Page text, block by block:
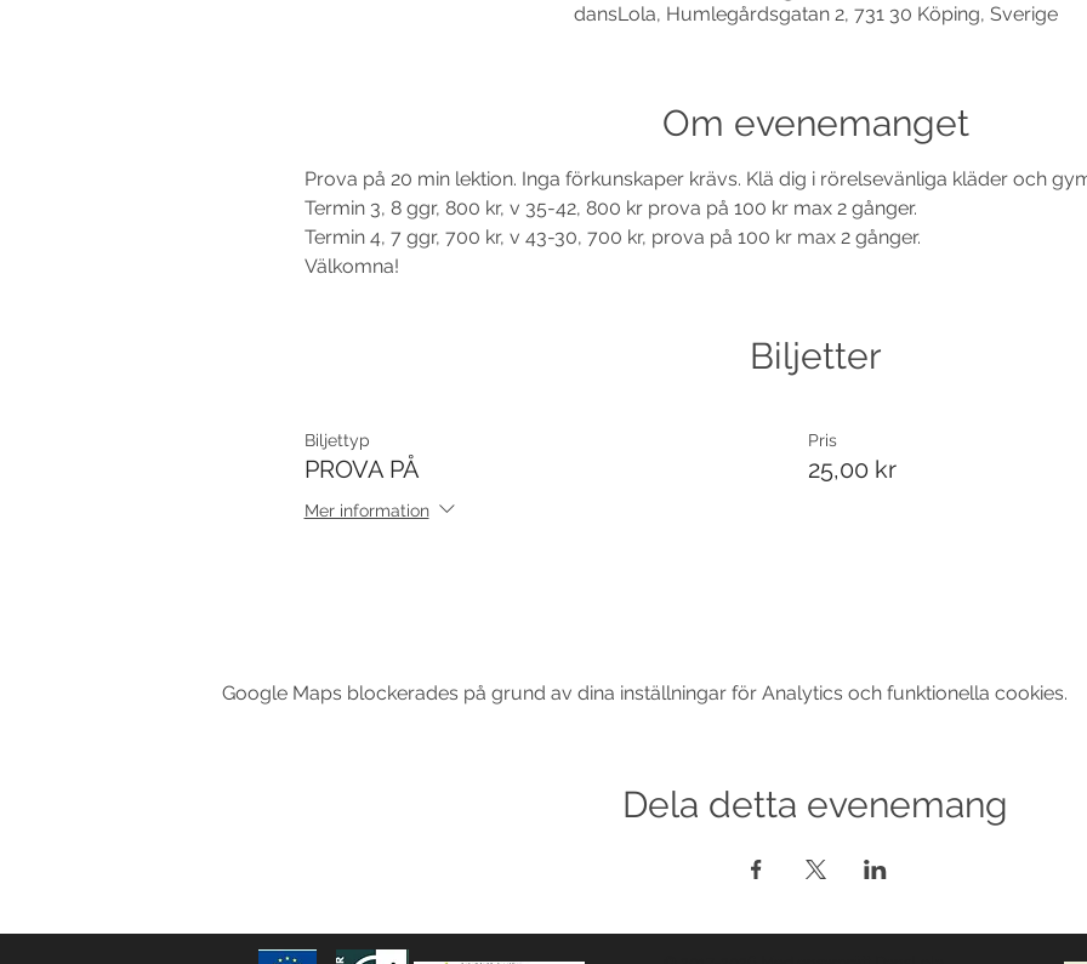
dansLola, Humlegårdsgatan 2, 731 30 Köping, Sverige
Om evenemanget
Prova på 20 min lektion. Inga förkunskaper krävs. Klä dig i rörelsevänliga kläder och
Termin 3, 8 ggr, 800 kr, v 35-42, 800 kr prova på 100 kr max 2 gånger.
Termin 4, 7 ggr, 700 kr, v 43-30, 700 kr, prova på 100 kr max 2 gånger.
Välkomna!
Biljetter
Biljettyp
PROVA PÅ
Mer information
Pris
25,00 kr
Google Maps blockerades på grund av dina inställningar för Analytics och funktionella cookies.
Dela detta evenemang